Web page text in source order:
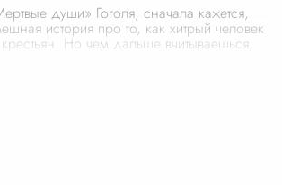
души» Гоголя, сначала кажется,
история про то, как хитрый человек
Но чем дальше вчитываешься,